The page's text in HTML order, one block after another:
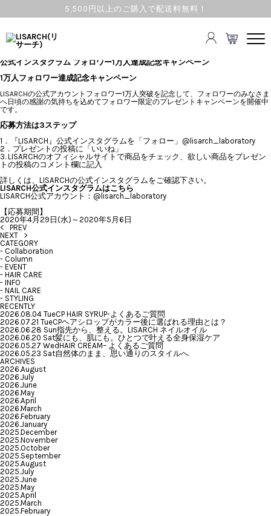
5,500円以上のご購入で配送料無料！
TOPICS
公式インスタグラム フォロワー1万人達成記念キャンペーン
1万人フォロワー達成記念キャンペーン
LISARCHの公式アカウントフォロワー1万人突破を記念して、フォロワーのみなさま
へ日頃の感謝の気持ちを込めてフォロワー限定のプレゼントキャンペーンを開催中
です。
応募方法は3ステップ
1．『LISARCH』公式インスタグラムを「フォロー」 @lisarch_laboratory
2．プレゼントの投稿に「いいね」
3. LISARCHのオフィシャルサイトで商品をチェック、欲しい商品をプレゼン
トの投稿のコメント欄に記入
詳しくは、LISARCHの公式インスタグラムをご確認下さい。
LISARCH公式インスタグラムはこちら
LISARCH公式アカウント：@lisarch_laboratory
【応募期間】
2020年4月 29 日 (水) ～2020年5 月 6 日
< PREV
NEXT >
CATEGORY
- Collaboration
- Column
- EVENT
- HAIR CARE
- INFO
- NAIL CARE
- STYLING
RECENTLY
2026.08.04 TueCP HAIR SYRUP-よくあるご質問
2026.07.21 TueCPヘアシロップがカラー後に選ばれる理由とは？
2026.06.28 Sun指先から、整える。LISARCH ネイルオイル
2026.06.20 Sat髪にも、肌にも。ひとつで叶える全身保湿ケア
2026.05.27 WedHAIR CREAM– よくあるご質問
2026.05.23 Sat自然体のまま、思い通りのスタイルへ
ARCHIVES
2026.August
2026.July
2026.June
2026.May
2026.April
2026.March
2026.February
2026.January
2025.December
2025.November
2025.October
2025.September
2025.August
2025.July
2025.June
2025.May
2025.April
2025.March
2025.February